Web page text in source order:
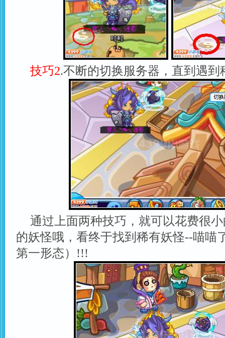
技巧2.不断的切换服务器，直到遇到
通过上面两种技巧，就可以花费很
的妖怪哦，看终于找到稀有妖怪--喵喵
第一形态）!!!